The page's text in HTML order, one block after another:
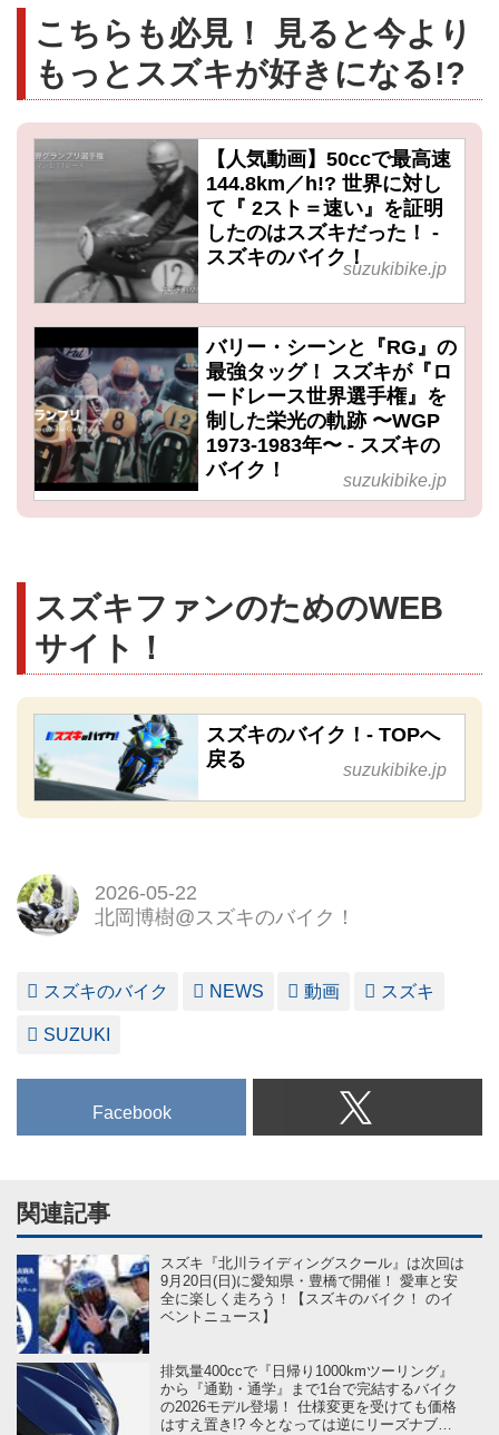
こちらも必見！ 見ると今より
もっとスズキが好きになる!?
【人気動画】50ccで最高速
144.8km／h!? 世界に対し
て『 2スト＝速い』を証明
したのはスズキだった！ -
スズキのバイク！suzukibike.jp
バリー・シーンと『RG』の
最強タッグ！ スズキが『ロ
ードレース世界選手権』を
制した栄光の軌跡 〜WGP
1973-1983年〜 - スズキの
バイク！
suzukibike.jp
スズキファンのためのWEB
サイト！
スズキのバイク！- TOPへ
戻る
suzukibike.jp
2026-05-22
北岡博樹@スズキのバイク！
スズキのバイク NEWS 動画 スズキ
SUZUKI
Facebook
関連記事
スズキ『北川ライディングスクール』は次回は
9月20日(日)に愛知県・豊橋で開催！ 愛車と安
全に楽しく走ろう！【スズキのバイク！ のイ
ベントニュース】
排気量400ccで『日帰り1000kmツーリング』
から『通勤・通学』まで1台で完結するバイク
の2026モデル登場！ 仕様変更を受けても価格
はすえ置き!? 今となっては逆にリーズナブル